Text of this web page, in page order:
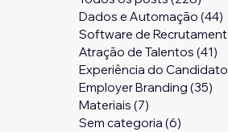
Dados e Automação (44)
Atração de Talentos (41)
Experiência do Candidato
Employer Branding (35)
Materiais (7)
Sem categoria (6)